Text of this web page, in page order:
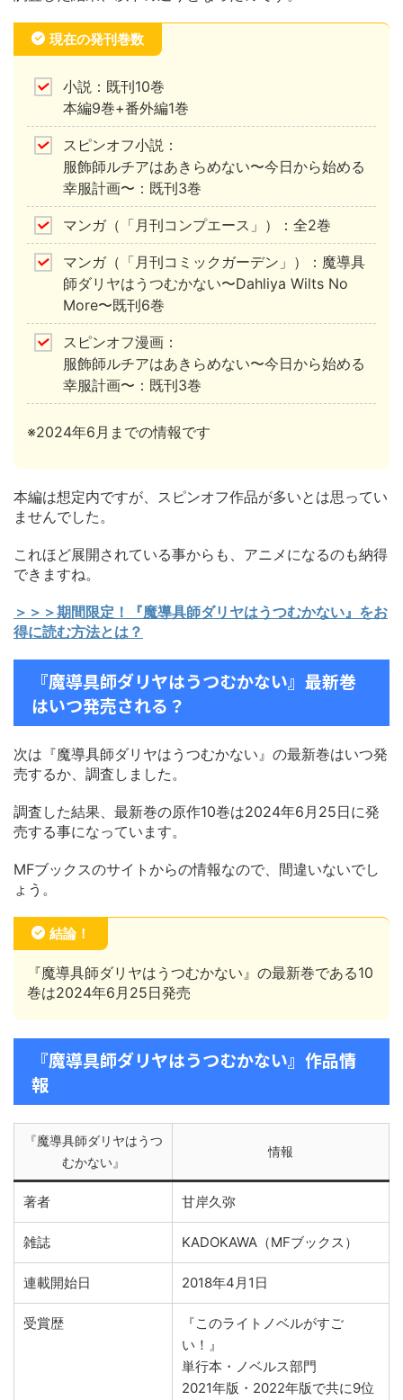
現在の発刊巻数
小説：既刊10巻
本編9巻+番外編1巻
スピンオフ小説：
服飾師ルチアはあきらめない〜今日から始める
幸服計画〜：既刊3巻
マンガ（「月刊コンプエース」）：全2巻
マンガ（「月刊コミックガーデン」）：魔導具
師ダリヤはうつむかない〜Dahliya Wilts No
More〜既刊6巻
スピンオフ漫画：
服飾師ルチアはあきらめない〜今日から始める
幸服計画〜：既刊3巻
※2024年6月までの情報です
本編は想定内ですが、スピンオフ作品が多いとは思ってい
ませんでした。
これほど展開されている事からも、アニメになるのも納得
できますね。
＞＞＞期間限定！『魔導具師ダリヤはうつむかない』をお
得に読む方法とは？
『魔導具師ダリヤはうつむかない』最新巻
はいつ発売される？
次は『魔導具師ダリヤはうつむかない』の最新巻はいつ発
売するか、調査しました。
調査した結果、最新巻の原作10巻は2024年6月25日に発
売する事になっています。
MFブックスのサイトからの情報なので、間違いないでし
ょう。
結論！
『魔導具師ダリヤはうつむかない』の最新巻である10
巻は2024年6月25日発売
『魔導具師ダリヤはうつむかない』作品情
報
『魔導具師ダリヤはうつ
むかない』
情報
著者 甘岸久弥
雑誌 KADOKAWA（MFブックス）
連載開始日 2018年4月1日
受賞歴
『このライトノベルがすご
い！』
単行本・ノベルス部門
2021年版・2022年版で共に9位